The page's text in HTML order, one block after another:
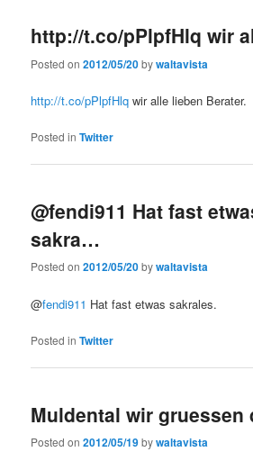
http://t.co/pPlpfHlq wir
Posted on2012/05/20bywaltavista
http://t.co/pPlpfHlq wir alle lieben Berater.
Posted in Twitter
@fendi911 Hat fast
sakra…
Posted on2012/05/20bywaltavista
@fendi911 Hat fast etwas sakrales.
Posted in Twitter
Muldental wir gruessen
Posted on2012/05/19bywaltavista